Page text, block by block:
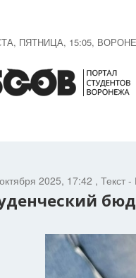
ПЯТНИЦА, 15:05,
2025, 17:42 , Текст